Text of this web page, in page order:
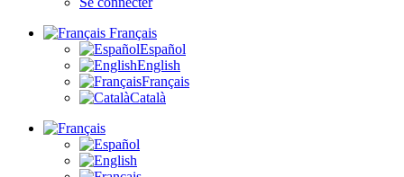
Français
Español
English
Français
Català